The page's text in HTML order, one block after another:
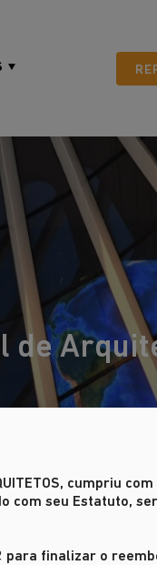
de
, cumpriu com
com seu Estatuto,
para finalizar o